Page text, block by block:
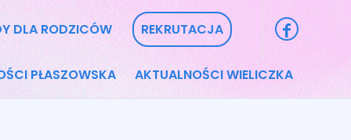
PŁASZOWSKA AKTUALNOŚCI WIELICZKA
DLA RODZICÓW REKRUTACJA